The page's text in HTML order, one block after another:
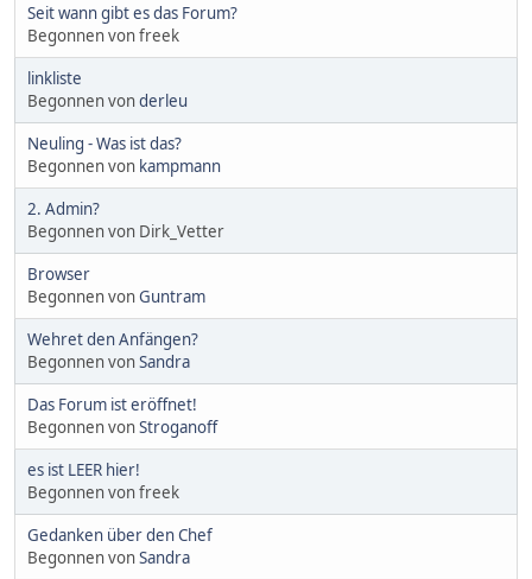
Seit wann gibt es das Forum?
Begonnen von freek
linkliste
Begonnen vonderleu
Neuling - Was ist das?
Begonnen von kampmann
2. Admin?
Begonnen von Dirk_Vetter
Browser
Begonnen vonGuntram
Wehret den Anfängen?
Begonnen vonSandra
Das Forum ist eröffnet!
Begonnen vonStroganoff
es ist LEER hier!
Begonnen von freek
Gedanken über den Chef
Begonnen vonSandra